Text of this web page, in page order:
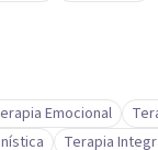
Emocional
Terapia